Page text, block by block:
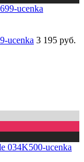
ucenka 3 195 руб.